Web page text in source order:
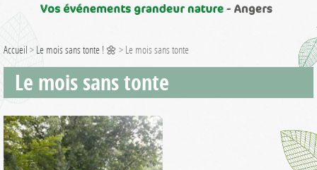
Accueil > Le mois sans tonte ! 🌼 > Le mois sans tonte
Le mois sans tonte